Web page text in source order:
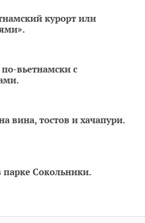
курорт или
вьетнамски с
вина, тостов и хачапури.
Сокольники.